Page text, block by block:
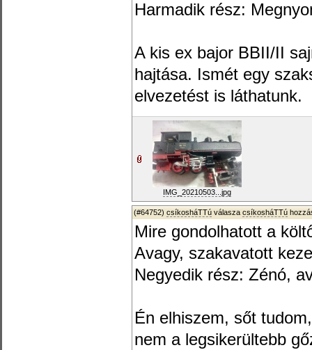
Harmadik rész:
A kis ex bajor BBII/II
hajtása. Ismét egy
elvezetést is láthatunk.
IMG_20210503...jpg
(#64752) csíkosháTTú válasza csíkosháTTú
Mire gondolhatott a
Avagy, szakavatott
Negyedik rész: Zénó,
Én elhiszem, sőt
nem a legsikerültebb